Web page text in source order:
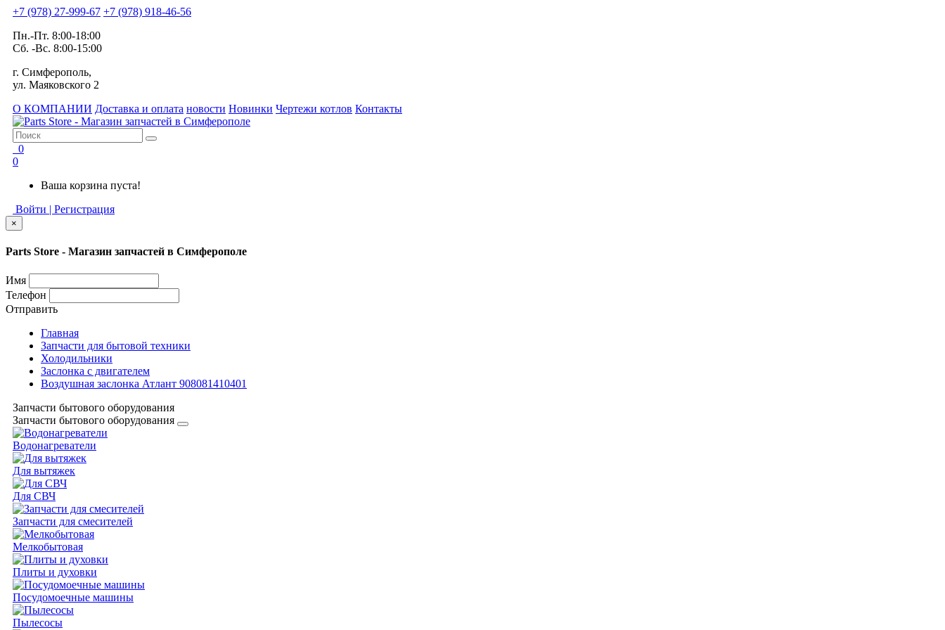
+7 (978) 27-999-67 +7 (978) 918-46-56
Пн.-Пт. 8:00-18:00
Сб. -Вс. 8:00-15:00
г. Симферополь,
ул. Маяковского 2
О КОМПАНИИ Доставка и оплата новости Новинки Чертежи котлов Контакты
0
0
Ваша корзина пуста!
Войти | Регистрация
×
Parts Store - Магазин запчастей в Симферополе
Имя
Телефон
Отправить
Главная
Запчасти для бытовой техники
Холодильники
Заслонка с двигателем
Воздушная заслонка Атлант 908081410401
Запчасти бытового оборудования
Запчасти бытового оборудования
Водонагреватели
Для вытяжек
Для СВЧ
Запчасти для смесителей
Мелкобытовая
Плиты и духовки
Посудомоечные машины
Пылесосы